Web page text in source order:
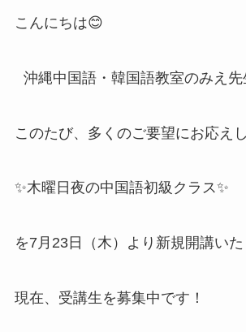
こんにちは😊
沖縄中国語・韓国語教室のみえ先
このたび、多くのご要望にお応えし
✨木曜日夜の中国語初級クラス✨
を7月23日（木）より新規開講いた
現在、受講生を募集中です！